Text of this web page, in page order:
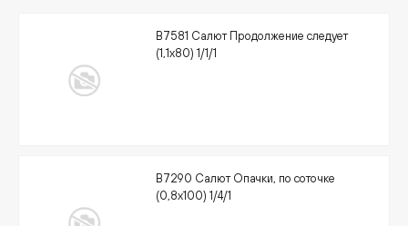
В7581 Салют Продолжение следует
(1,1х80) 1/1/1
В7290 Салют Опачки, по соточке
(0,8х100) 1/4/1